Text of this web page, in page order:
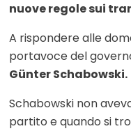
nuove regole sui
A rispondere alle
portavoce del
Günter Schabowski.
Schabowski non
partito e quando si